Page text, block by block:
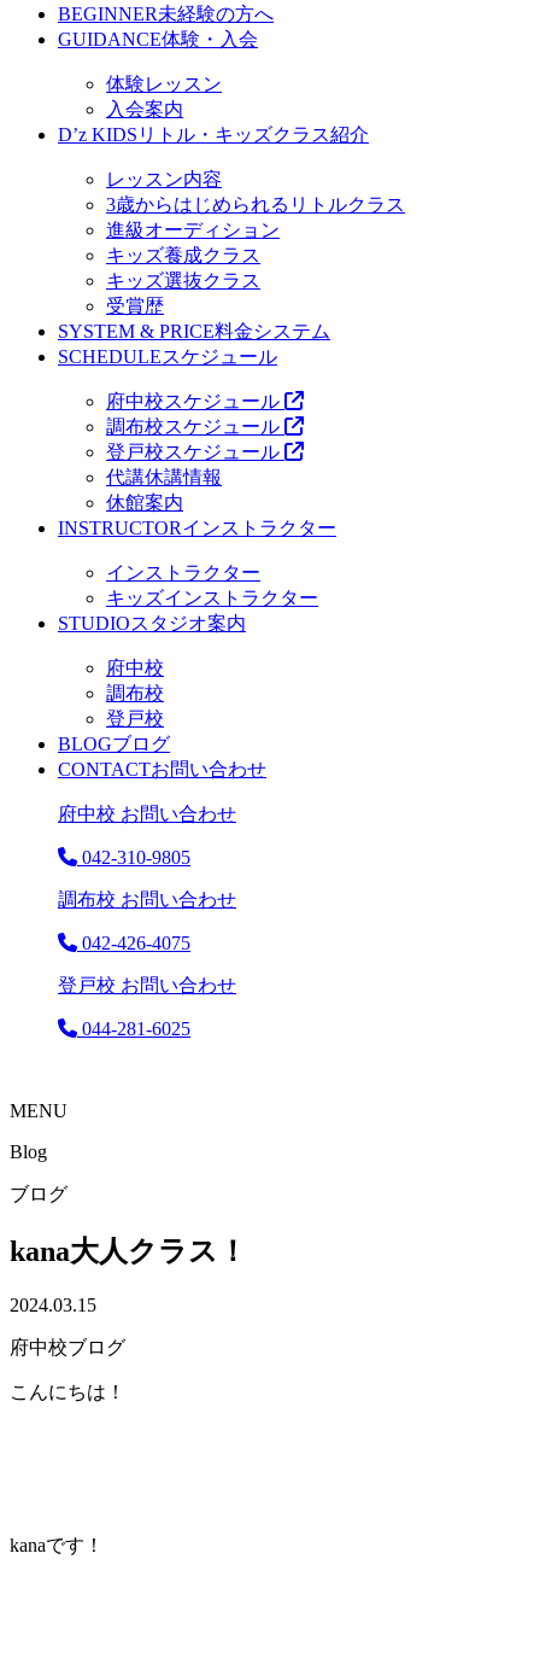
BEGINNER未経験の方へ
GUIDANCE体験・入会
体験レッスン
入会案内
D’z KIDS リトル・キッズクラス紹介
レッスン内容
3歳からはじめられるリトルクラス
進級オーディション
キッズ養成クラス
キッズ選抜クラス
受賞歴
SYSTEM & PRICE料金システム
SCHEDULEスケジュール
府中校スケジュール
調布校スケジュール
登戸校スケジュール
代講休講情報
休館案内
INSTRUCTORインストラクター
インストラクター
キッズインストラクター
STUDIOスタジオ案内
府中校
調布校
登戸校
BLOGブログ
CONTACTお問い合わせ
府中校 お問い合わせ
042-310-9805
調布校 お問い合わせ
042-426-4075
登戸校 お問い合わせ
044-281-6025
MENU
Blog
ブログ
kana大人クラス！
2024.03.15
府中校ブログ
こんにちは！
kanaです！